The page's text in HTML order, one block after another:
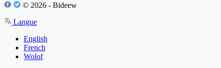
© 2026 - Bideew
Langue
English
French
Wolof